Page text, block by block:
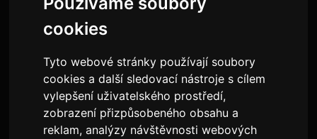
cookies
Tyto webové stránky používají soubory
cookies a další sledovací nástroje s cílem
vylepšení uživatelského prostředí,
zobrazení přizpůsobeného obsahu a
reklam, analýzy návštěvnosti webových